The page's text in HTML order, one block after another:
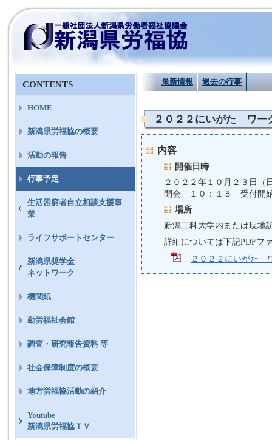
最新情報 過去の行事
２０２２にいがた ワー
内容
開催日時
２０２２年１０月２３日（
開会 １０：１５ 受付開
場所
新潟工科大学内または現地
詳細については下記PDFフ
２０２２にいがた
CONTENTS
HOME
新潟県労福協の概要
活動の報告
行事予定
生活困窮者自立相談支援事
業
ライフサポートセンター
新潟県奨学金
ネットワーク
機関紙
勤労福祉会館
調査・研究報告資料 等
社会保障制度の概要
地方労福協活動の紹介
Youtube
新潟県労福協ＴＶ